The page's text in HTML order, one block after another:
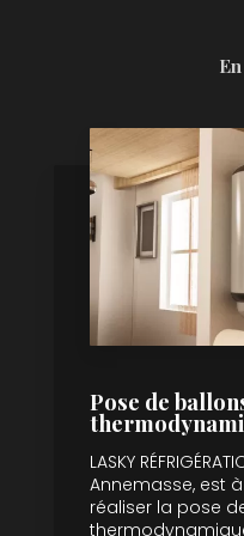
Pose de
LASKY
Annemasse, est
réaliser la pose